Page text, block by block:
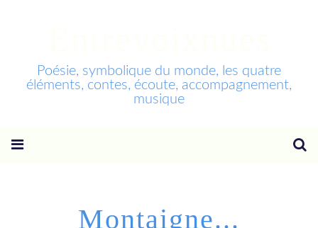
Poésie, symbolique du monde, les quatre
éléments, contes, écoute, accompagnement,
musique
Montaigne...